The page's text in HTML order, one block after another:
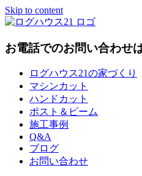
Skip to content
お電話でのお問い合わせ
ログハウス21の家づくり
マシンカット
ハンドカット
ポスト＆ビーム
施工事例
Q&A
ブログ
お問い合わせ